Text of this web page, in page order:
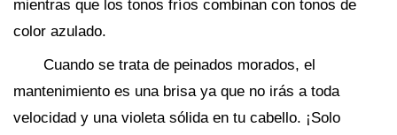
mientras que los tonos fríos combinan con tonos de
color azulado.
Cuando se trata de peinados morados, el
mantenimiento es una brisa ya que no irás a toda
velocidad y una violeta sólida en tu cabello. ¡Solo